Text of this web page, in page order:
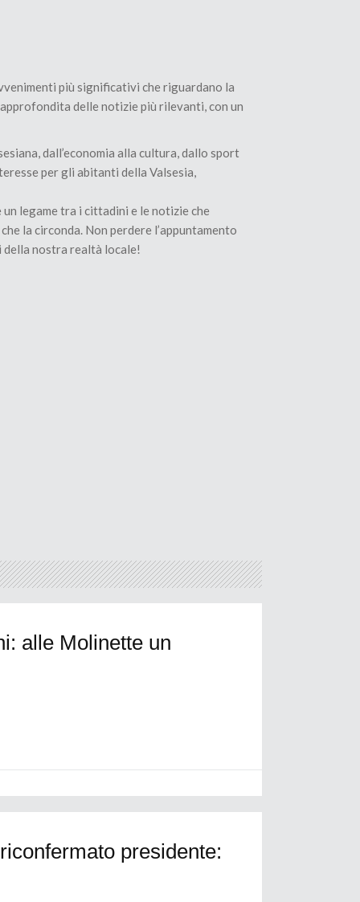
più significativi che riguardano la
delle notizie più rilevanti, con un
dall’economia alla cultura, dallo sport
per gli abitanti della Valsesia,
legame tra i cittadini e le notizie che
la circonda. Non perdere l’appuntamento
della nostra realtà locale!
alle Molinette un
presidente: